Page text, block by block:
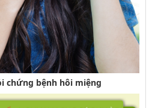
chứng bệnh hôi miệng